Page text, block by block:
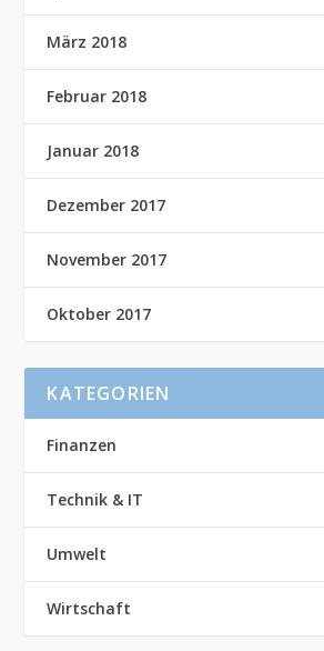
März 2018
Februar 2018
Januar 2018
Dezember 2017
November 2017
Oktober 2017
KATEGORIEN
Finanzen
Technik & IT
Umwelt
Wirtschaft